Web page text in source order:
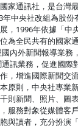
家通訊社，是台灣
中央社改組為股份
，1996年依據「中
為全民共有的國家
內外新聞報導業務
訊業務，促進國際
，增進國際新聞交
原則，中央社專業
則新聞、照片、圖
服務對象從媒體客
與讀者，充分扮演